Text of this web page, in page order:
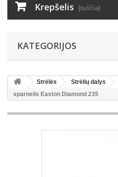
Krepšelis (tuščia)
KATEGORIJOS
Strėlės Strėlių dalys
sparnelis Easton Diamond 235